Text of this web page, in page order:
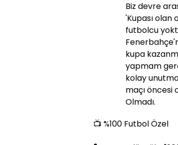
Biz devre
'Kupası olan
futbolcu
kupa
yapmam
kolay
maçı öncesi
Olmadı.
📺 %100 Futbol Özel